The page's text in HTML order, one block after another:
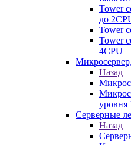
Tower
до
Tower
Tower
4CPU
Назад
уровня
Серверные
Назад